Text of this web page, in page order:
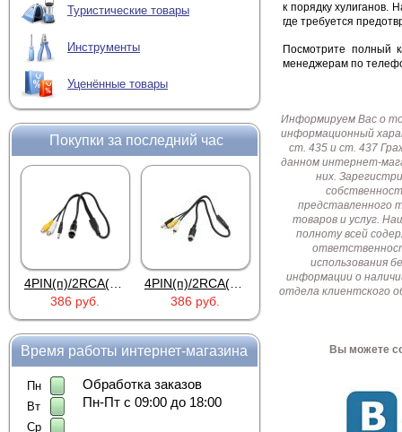
Туристические товары
Инструменты
Уценённые товары
Покупки за последний час
386 руб.
386 руб.
DJK-11Y(1м-2п) U3-1L
Время работы интернет-магазина
Пн
Вт
Ср
Обработка заказов
Пн-Пт с 09:00 до 18:00
к порядку хулиганов.
где требуется
Посмотрите полный
менеджерам по
Информируем Вас о
информационный
ст. 435 и ст. 437
данном интернет-
них.
представленного
товаров и услуг.
полноту всей
использования
информации о
отдела клиентского
Вы можете